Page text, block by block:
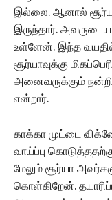
இல்லை. ஆனால் சூர்யா
இருந்தார். அவருடைய
உள்ளேன். இந்த
சூர்யாவுக்கு
அனைவருக்கும்
என்றார்.
காக்கா முட்டை
வாய்ப்பு
மேலும் சூர்யா
கொள்கிறேன்.